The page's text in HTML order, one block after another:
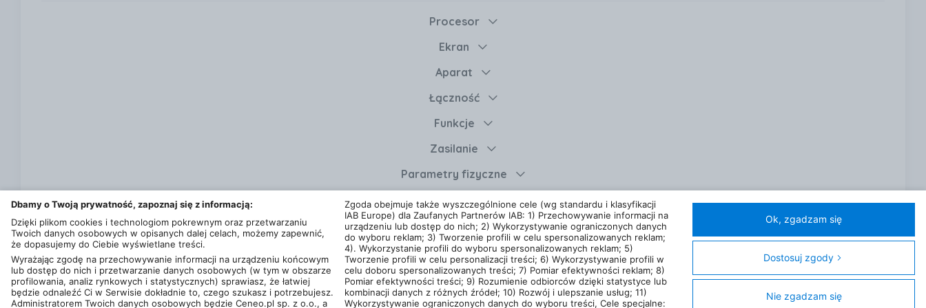
GLONASS, GPS, NavIC, QZSS System operacyjny: Android Wersja systemu: Android 14 Kolor obudowy: Obsydian Słuchawki w zestawie: Nie Ładowarka w
informacje: Nie dotyczy Seria smartfona: Google Pixel Model smartfona: Pixel 9 Przeznaczenie: Uniwersalny Kabel w zestawie: Kabel USB-C - USB-C Pamięć
RAM: 12 GB Liczba rdzeni procesora: Ośmiordzeniowy Maksymalna pojemność karty pamięci [GB]: Nie dotyczy DLNA: Nie ANT+: Nie Wodoodporność: Tak
Pyłoszczelność: Tak Pamięć wbudowana [GB]: 256 Model procesora: Google Tensor G4 Dual SIM: Tak Częstotliwość taktowania procesora [GHz]: Brak danych
Wyjście słuchawkowe: Nie Standard karty SIM: eSIM, Nano SIM NFC: Tak Typ złącza USB: USB typ C Ekran dotykowy: Tak Czytnik kart pamięci: Nie Zwiększona
Google AI Przekątna ekranu [cal]: 6.3 Liczba kolorów ekranu: Brak danych Rozdzielczość ekranu: 2424 x 1080 Ochrona wyświetlacza: Corning Gorilla Glass
Victus 2 Technologia ekranu: OLED Odświeżanie ekranu [Hz]: 120 Składany ekran: Nie Rodzaj akumulatora: Litowo - jonowy Pojemność akumulatora [mAh]:
Procesor
Ekran
Aparat
Łączność
Funkcje
Zasilanie
Parametry fizyczne
Pozostałe
Etykieta energetyczna
© 2013 - 2026Ceneo.pl sp. z o.o. Polityka prywatności Liczba użytkowników (DSA) Kontakt
Ta strona jest chroniona przez reCAPTCHA i obowiązują jąWarunki korzystania z usługiorPolityka prywatnościGoogle.
Dbamy o Twoją prywatność, zapoznaj się z informacją:
Dzięki plikom cookies i technologiom pokrewnym oraz przetwarzaniu
Twoich danych osobowych w opisanych dalej celach, możemy zapewnić,
że dopasujemy do Ciebie wyświetlane treści.
Wyrażając zgodę na przechowywanie informacji na urządzeniu końcowym
lub dostęp do nich i przetwarzanie danych osobowych (w tym w obszarze
profilowania, analiz rynkowych i statystycznych) sprawiasz, że łatwiej
będzie odnaleźć Ci w Serwisie dokładnie to, czego szukasz i potrzebujesz.
Administratorem Twoich danych osobowych będzie Ceneo.pl sp. z o.o., a
Zgoda obejmuje także wyszczególnione cele (wg standardu i klasyfikacji
IAB Europe) dla Zaufanych Partnerów IAB: 1) Przechowywanie informacji na
urządzeniu lub dostęp do nich; 2) Wykorzystywanie ograniczonych danych
do wyboru reklam; 3) Tworzenie profili w celu spersonalizowanych reklam;
4). Wykorzystanie profili do wyboru spersonalizowanych reklam; 5)
Tworzenie profili w celu personalizacji treści; 6) Wykorzystywanie profili w
celu doboru spersonalizowanych treści; 7) Pomiar efektywności reklam; 8)
Pomiar efektywności treści; 9) Rozumienie odbiorców dzięki statystyce lub
kombinacji danych z różnych źródeł; 10) Rozwój i ulepszanie usług; 11)
Wykorzystywanie ograniczonych danych do wyboru treści, Cele specjalne:
Ok, zgadzam się
Dostosuj zgody
Nie zgadzam się